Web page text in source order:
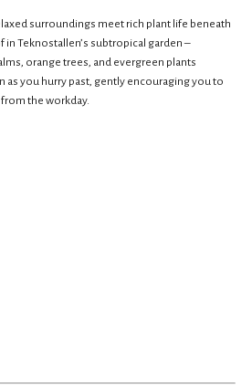
surroundings meet rich plant life beneath
in Teknostallen’s subtropical garden –
orange trees, and evergreen plants
you hurry past, gently encouraging you to
from the workday.